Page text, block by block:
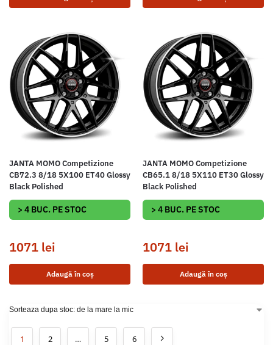
JANTA MOMO Competizione
CB72.3 8/18 5X100 ET40 Glossy
Black Polished
> 4 BUC. PE STOC
1071 lei
Adaugă în coș
JANTA MOMO Competizione
CB65.1 8/18 5X110 ET30 Glossy
Black Polished
> 4 BUC. PE STOC
1071 lei
Adaugă în coș
1 2 … 5 6